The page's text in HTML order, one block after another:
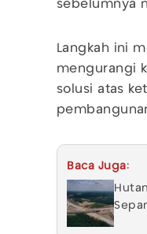
sebelumnya
Langkah ini
mengurangi
solusi atas
Baca Juga: